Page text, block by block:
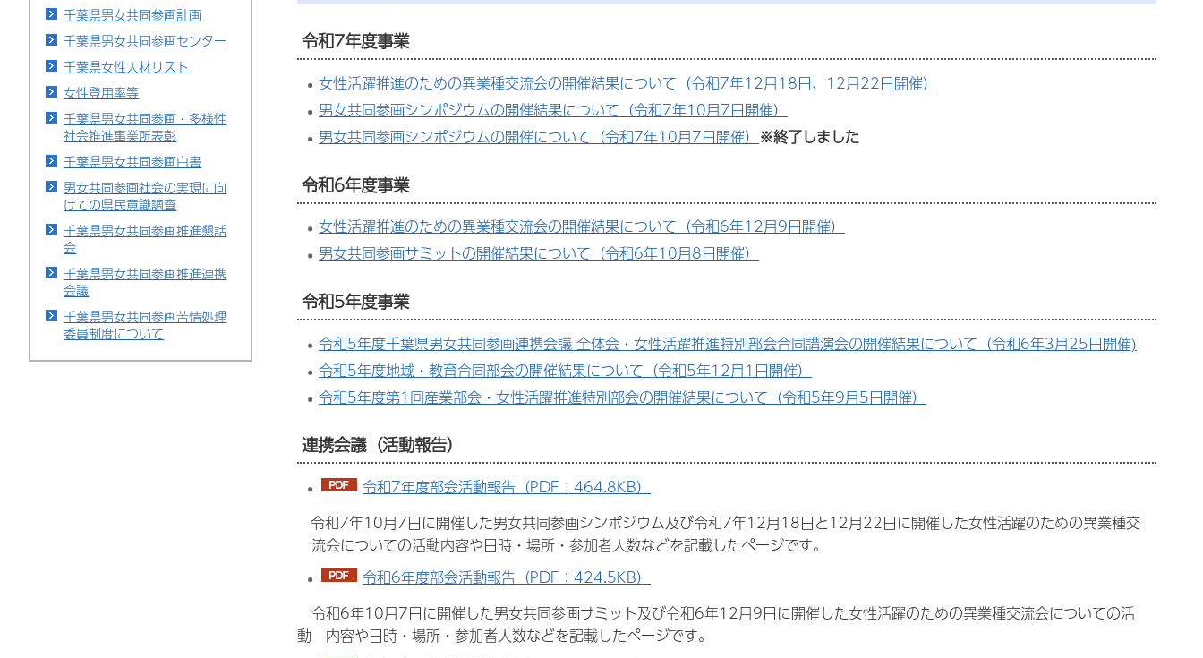
千葉県男女共同参画計画
千葉県男女共同参画センター
千葉県女性人材リスト
女性登用率等
千葉県男女共同参画・多様性
社会推進事業所表彰
千葉県男女共同参画白書
男女共同参画社会の実現に向
けての県民意識調査
千葉県男女共同参画推進懇話
会
千葉県男女共同参画推進連携
会議
千葉県男女共同参画苦情処理
委員制度について
令和7年度事業
女性活躍推進のための異業種交流会の開催結果について（令和7年12月18日、12月22日開催）
男女共同参画シンポジウムの開催結果について（令和7年10月7日開催）
男女共同参画シンポジウムの開催について（令和7年10月7日開催） ※終了しました
令和6年度事業
女性活躍推進のための異業種交流会の開催結果について（令和6年12月9日開催）
男女共同参画サミットの開催結果について（令和6年10月8日開催）
令和5年度事業
令和5年度千葉県男女共同参画連携会議 全体会・女性活躍推進特別部会合同講演会の開催結果について（令和6年3月25日開催)
令和5年度地域・教育合同部会の開催結果について（令和5年12月1日開催）
令和5年度第1回産業部会・女性活躍推進特別部会の開催結果について（令和5年9月5日開催）
連携会議（活動報告）
令和7年度部会活動報告（PDF：464.8KB）
令和7年10月7日に開催した男女共同参画シンポジウム及び令和7年12月18日と12月22日に開催した女性活躍のための異業種交
流会についての活動内容や日時・場所・参加者人数などを記載したページです。
令和6年度部会活動報告（PDF：424.5KB）
令和6年10月7日に開催した男女共同参画サミット及び令和6年12月9日に開催した女性活躍のための異業種交流会についての活
動
内容や日時・場所・参加者人数などを記載したページです。